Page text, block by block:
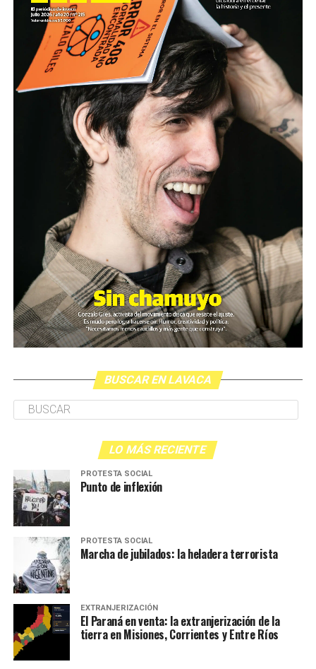
BUSCAR EN LAVACA
LO MÁS RECIENTE
PROTESTA SOCIAL
Punto de inflexión
PROTESTA SOCIAL
Marcha de jubilados: la heladera terrorista
EXTRANJERIZACIÓN
El Paraná en venta: la extranjerización de la
tierra en Misiones, Corrientes y Entre Ríos